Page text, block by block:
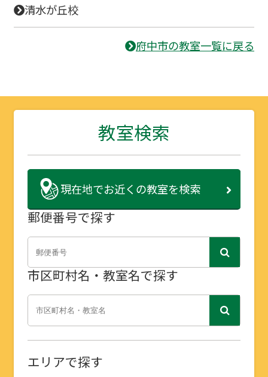
清水が丘校
府中市の教室一覧に戻る
教室検索
現在地でお近くの教室を検索
郵便番号で探す
市区町村名・教室名で探す
エリアで探す